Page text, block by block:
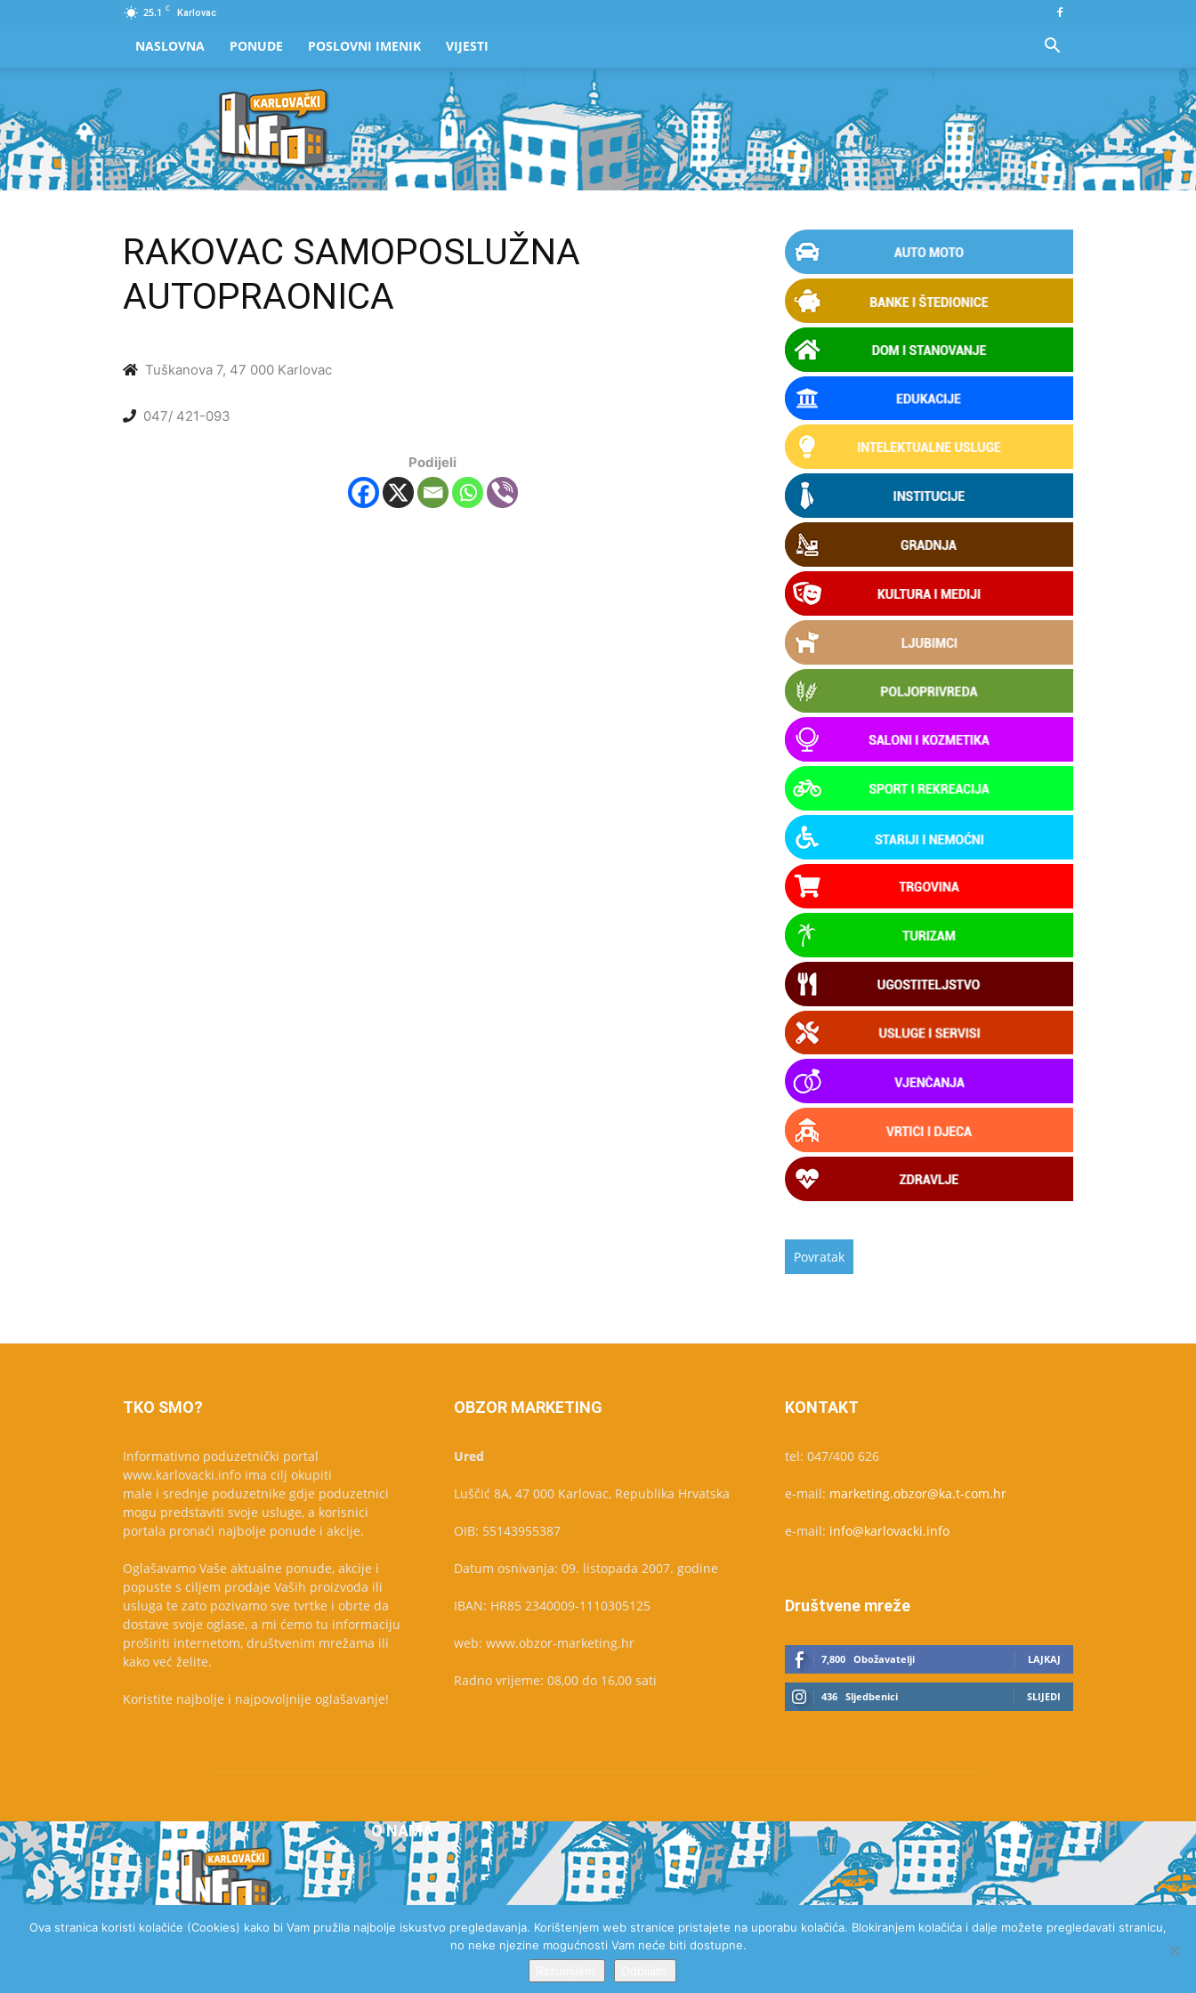
25.1 C Karlovac
NASLOVNA PONUDE POSLOVNI IMENIK VIJESTI
Karlovački
RAKOVAC SAMOPOSLUŽNA
AUTOPRAONICA
Tuškanova 7, 47 000 Karlovac
047/ 421-093
Podijeli
TKO SMO?
Informativno poduzetnički portal
www.karlovacki.info ima cilj okupiti
male i srednje poduzetnike gdje poduzetnici
mogu predstaviti svoje usluge, a korisnici
portala pronaći najbolje ponude i akcije.
Oglašavamo Vaše aktualne ponude, akcije i
popuste s ciljem prodaje Vaših proizvoda ili
usluga te zato pozivamo sve tvrtke i obrte da
dostave svoje oglase, a mi ćemo tu informaciju
proširiti internetom, društvenim mrežama ili
kako već želite.
Koristite najbolje i najpovoljnije oglašavanje!
OBZOR MARKETING
Ured
Luščić 8A, 47 000 Karlovac, Republika Hrvatska
OIB: 55143955387
Datum osnivanja: 09. listopada 2007. godine
IBAN: HR85 2340009-1110305125
web: www.obzor-marketing.hr
Radno vrijeme: 08,00 do 16,00 sati
KONTAKT
tel: 047/400 626
e-mail: marketing.obzor@ka.t-com.hr
e-mail: info@karlovacki.info
Društvene mreže
7,800 Obožavatelji LAJKAJ
436 Sljedbenici SLIJEDI
O NAMA
Ova stranica koristi kolačiće (Cookies) kako bi Vam pružila najbolje iskustvo pregledavanja. Korištenjem web stranice pristajete na uporabu kolačića. Blokiranjem kolačića i dalje možete pregledavati stranicu,
no neke njezine mogućnosti Vam neće biti dostupne.